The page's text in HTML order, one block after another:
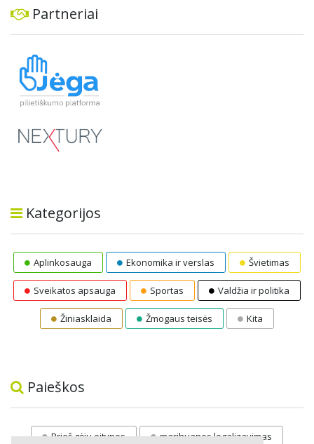
Partneriai
Kategorijos
Aplinkosauga Ekonomika ir verslas Švietimas
Sveikatos apsauga Sportas Valdžia ir politika
Žiniasklaida Žmogaus teisės Kita
Paieškos
Prieš gėju eitynes marihuanos legalizavimas